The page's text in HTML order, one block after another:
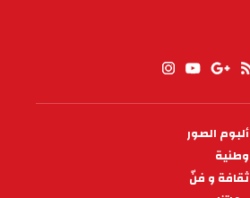
ألبوم الصور
وطنية
ثقافة و فنّ